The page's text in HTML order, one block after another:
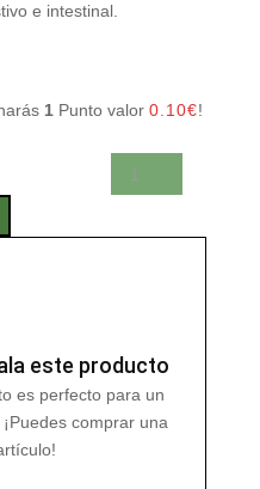
e intestinal.
1Punto valor 0.10€!
este producto
es perfecto para un
comprar una